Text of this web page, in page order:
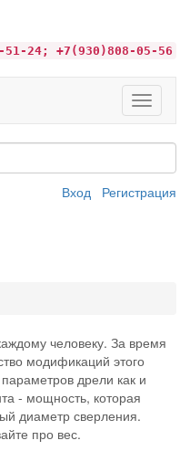
24; +7(930)808-05-56
Toggle
Вход Регистрация
человеку. За время
модификаций этого
дрели как и
- мощность, которая
диаметр сверления.
про вес.